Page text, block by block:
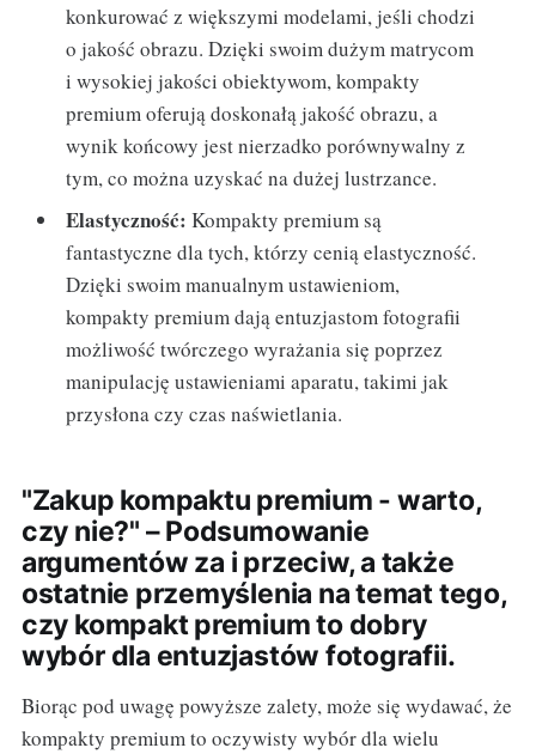
konkurować z większymi modelami, jeśli chodzi
o jakość obrazu. Dzięki swoim dużym matrycom
i wysokiej jakości obiektywom, kompakty
premium oferują doskonałą jakość obrazu, a
wynik końcowy jest nierzadko porównywalny z
tym, co można uzyskać na dużej lustrzance.
Elastyczność: Kompakty premium są
fantastyczne dla tych, którzy cenią elastyczność.
Dzięki swoim manualnym ustawieniom,
kompakty premium dają entuzjastom fotografii
możliwość twórczego wyrażania się poprzez
manipulację ustawieniami aparatu, takimi jak
przysłona czy czas naświetlania.
"Zakup kompaktu premium - warto,
czy nie?" – Podsumowanie
argumentów za i przeciw, a także
ostatnie przemyślenia na temat tego,
czy kompakt premium to dobry
wybór dla entuzjastów fotografii.
Biorąc pod uwagę powyższe zalety, może się wydawać, że
kompakty premium to oczywisty wybór dla wielu